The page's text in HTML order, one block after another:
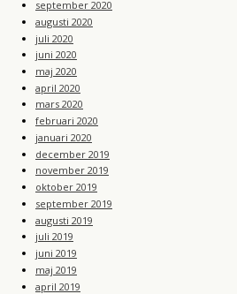
september 2020
augusti 2020
juli 2020
juni 2020
maj 2020
april 2020
mars 2020
februari 2020
januari 2020
december 2019
november 2019
oktober 2019
september 2019
augusti 2019
juli 2019
juni 2019
maj 2019
april 2019